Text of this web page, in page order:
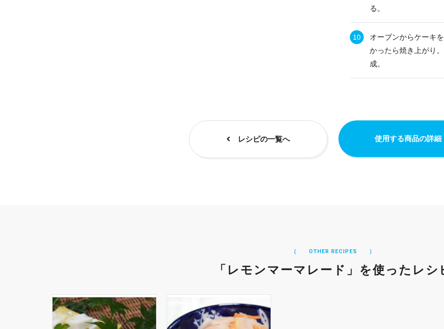
る。
オーブンからケーキ
かったら焼き上がり
成。
レシピの一覧へ 使用する商品の詳細
（ OTHER RECIPES ）
「レモンマーマレード」を使ったレシ